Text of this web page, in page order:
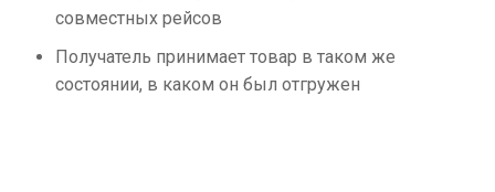
совместных рейсов
Получатель принимает товар в таком же
состоянии, в каком он был отгружен